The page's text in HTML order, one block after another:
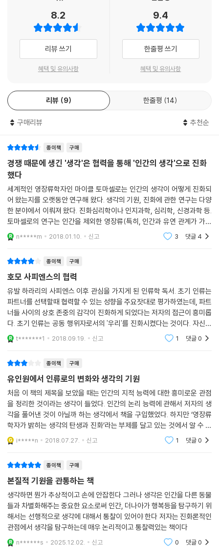
8.2
리뷰 쓰기
혜택 및 유의사항
9.4
한줄평 쓰기
혜택 및 유의사항
리뷰 9 한줄평 14
구매리뷰 추천순
종이책 구매
경쟁 때문에 생긴 '생각'은 협력을 통해 '인간의 생각'으로 진화
했다
세계적인 영장류학자인 마이클 토마셀로는 인간의 생각이 어떻게 진화되
어 왔는지를 오랫동안 연구해 왔다. 생각의 기원, 진화에 관한 연구는 다양
한 분야에서 이뤄져 왔다. 진화심리학이나 인지과학, 심리학, 신경과학 등.
토마셀로의 연구는 인간을 제외한 영장류(특히, 인간과 유연 관계가 가까
운 침팬지, 오랑우탄, 보노보)와 인간(특히, 사회화가 아직 덜된 아기들)을
비교하는 것
n*****m 2018.01.10. 신고 3 댓글 4
종이책 구매
호모 사피엔스의 협력
유발 하라리의 사피엔스 이후 관심을 가지게 된 인류학 독서. 초기 인류는
파트너를 선택할때 협력할 수 있는 성향을 주요잣대로 평가하였는데, 파트
너들 사이의 상호 존중의 감각이 진화하게 되었다는 저자의 접근이 흥미롭
다. 초기 인류는 공동 행위자로서의 '우리'를 진화시켰다는 것이다. 자신이
선량한 파트너라고 어필하며 정체성을 유지하기 위해 집단에서 결정한 규
칙을 따라야했
t*******1 2018.09.19. 신고 1 댓글0
종이책 구매
유인원에서 인류로의 변화와 생각의 기원
처음 이 책의 제목을 보았을 때는 인간의 지적 능력에 대한 흥미로운 관점
을 정리한 것이라는 생각이 들었다. 인간의 논리 능력에 관해서 저자의 생
각을 풀어낸 것이 아닐까 하는 생각에서 책을 구입했었다. 하지만 ‘영장류
학자가 밝히는 생각의 탄생과 진화’라는 부제를 달고 있는 것에서 알 수 있
듯, 인류의 진화 과정에서 생각이 어떤 과정을 통해서 생겨났는지에 대한
추론을 펼친
i*****n 2018.07.27. 신고 1 댓글0
종이책 구매
본질적 기원을 관통하는 책
생각하면 뭔가 추상적이고 손에 안잡힌다 그러나 생각은 인간을 다른 동물
들과 차별화해주는 중요한 요소로써 인간, 더나아가 행복등을 탐구하기 위
해서는 선행적으로 생각에 대해서 통찰이 있어야 한다 저자는 진화론적인
관점에서 생각을 탐구하는데 매우 논리적이고 통찰력있는 책이다
n******s 2025.12.02. 신고 0 댓글0